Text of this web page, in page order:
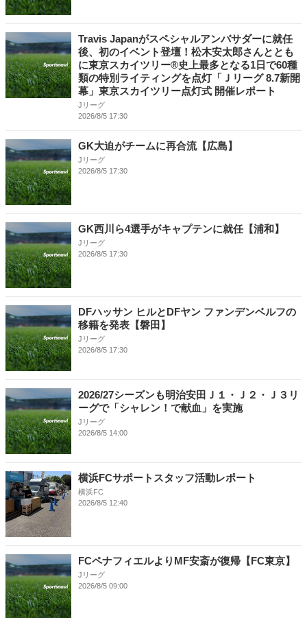
Travis Japanがスペシャルアンバサダーに就任
後、初のイベント登壇！松木安太郎さんととも
に東京スカイツリー®史上最多となる1日で60種
類の特別ライティングを点灯「Ｊリーグ 8.7新開
幕」東京スカイツリー点灯式 開催レポート
Jリーグ
2026/8/5 17:30
GK大迫がチームに再合流【広島】
Jリーグ
2026/8/5 17:30
GK西川ら4選手がキャプテンに就任【浦和】
Jリーグ
2026/8/5 17:30
DFハッサン ヒルとDFヤン ファンデンベルフの
移籍を発表【磐田】
Jリーグ
2026/8/5 17:30
2026/27シーズンも明治安田Ｊ１・Ｊ２・Ｊ３リ
ーグで「シャレン！で献血」を実施
Jリーグ
2026/8/5 14:00
横浜FCサポートスタッフ活動レポート
横浜FC
2026/8/5 12:40
FCペナフィエルよりMF安斎が復帰【FC東京】
Jリーグ
2026/8/5 09:00